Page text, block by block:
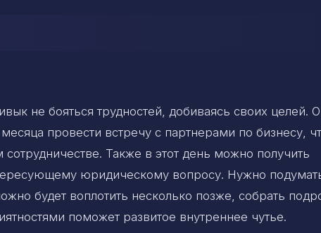
не бояться трудностей, добиваясь своих целей.
провести встречу с партнерами по бизнесу,
Также в этот день можно получить
юридическому вопросу. Нужно
будет воплотить несколько позже, собрать
поможет развитое внутреннее чутье.